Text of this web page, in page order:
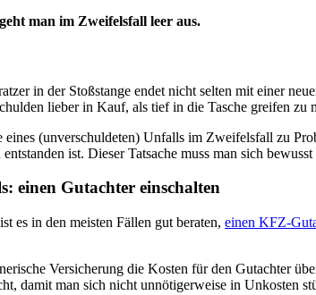
man im Zweifelsfall leer aus.
in der Stoßstange endet nicht selten mit einer
lieber in Kauf, als tief in die Tasche greifen zu
(unverschuldeten) Unfalls im Zweifelsfall zu
ist. Dieser Tatsache muss man sich bewusst
einen Gutachter einschalten
es in den meisten Fällen gut beraten, einen KFZ-
Versicherung die Kosten für den Gutachter
damit man sich nicht unnötigerweise in Unkosten